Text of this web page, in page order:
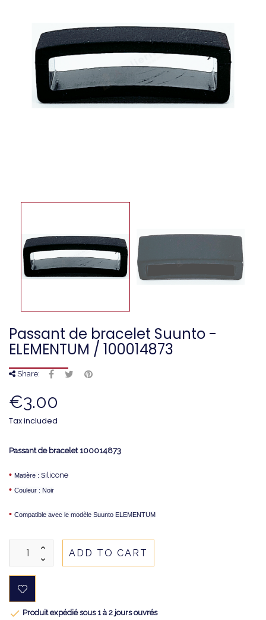
Passant de bracelet Suunto -
ELEMENTUM / 100014873
Share:
€3.00
Tax included
Passant de bracelet 100014873
• Matière : Silicone
• Couleur : Noir
• Compatible avec le modèle Suunto ELEMENTUM
ADD TO CART
 Produit expédié sous 1 à 2 jours ouvrés